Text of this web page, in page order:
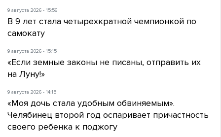
9 августа 2026 - 15:56
В 9 лет стала четырехкратной чемпионкой по
самокату
9 августа 2026 - 15:15
«Если земные законы не писаны, отправить их
на Луну!»
9 августа 2026 - 14:15
«Моя дочь стала удобным обвиняемым».
Челябинец второй год оспаривает причастность
своего ребенка к поджогу